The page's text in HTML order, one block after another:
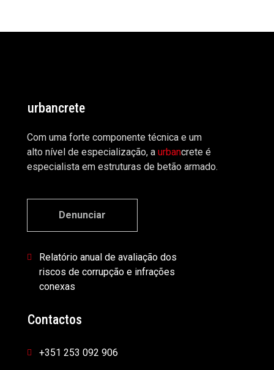
urbancrete
Com uma forte componente técnica e um
alto nível de especialização, a urbancrete é
especialista em estruturas de betão armado.
Denunciar
Relatório anual de avaliação dos
riscos de corrupção e infrações
conexas
Contactos
+351 253 092 906